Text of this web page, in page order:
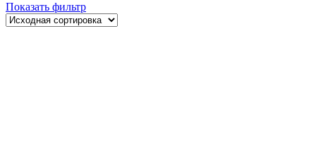
Показать фильтр